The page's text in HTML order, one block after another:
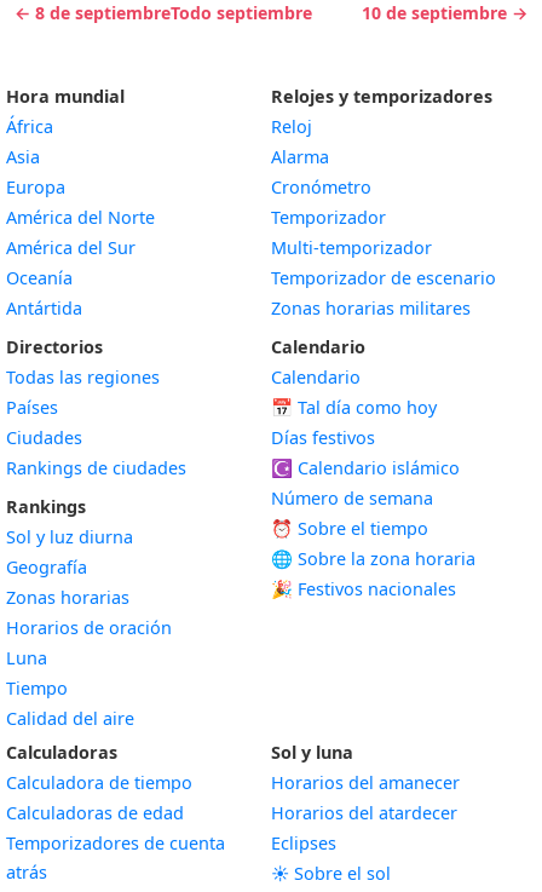
← 8 de septiembreTodo septiembre 10 de septiembre →
Hora mundial
África
Asia
Europa
América del Norte
América del Sur
Oceanía
Antártida
Directorios
Todas las regiones
Países
Ciudades
Rankings de ciudades
Rankings
Sol y luz diurna
Geografía
Zonas horarias
Horarios de oración
Luna
Tiempo
Calidad del aire
Relojes y temporizadores
Reloj
Alarma
Cronómetro
Temporizador
Multi-temporizador
Temporizador de escenario
Zonas horarias militares
Calendario
Calendario
📅 Tal día como hoy
Días festivos
☪️ Calendario islámico
Número de semana
⏰ Sobre el tiempo
🌐 Sobre la zona horaria
🎉 Festivos nacionales
Calculadoras
Calculadora de tiempo
Calculadoras de edad
Temporizadores de cuenta
atrás
Sol y luna
Horarios del amanecer
Horarios del atardecer
Eclipses
☀️ Sobre el sol